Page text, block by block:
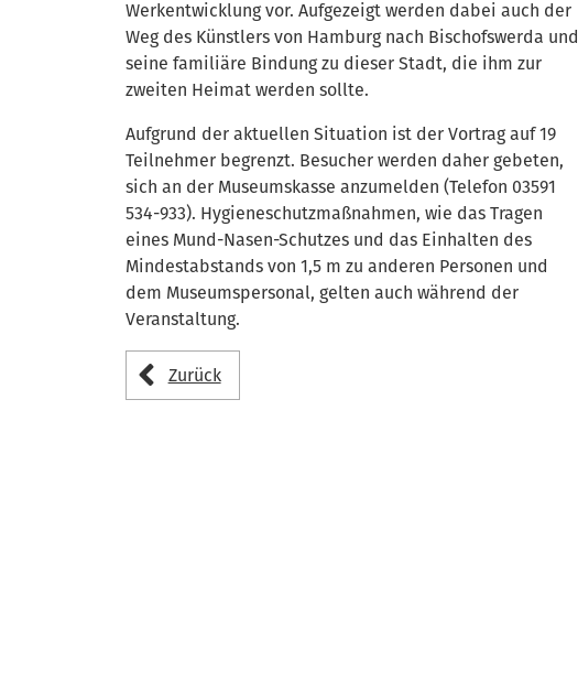
Werkentwicklung vor. Aufgezeigt werden dabei auch der
Weg des Künstlers von Hamburg nach Bischofswerda und
seine familiäre Bindung zu dieser Stadt, die ihm zur
zweiten Heimat werden sollte.
Aufgrund der aktuellen Situation ist der Vortrag auf 19
Teilnehmer begrenzt. Besucher werden daher gebeten,
sich an der Museumskasse anzumelden (Telefon 03591
534-933). Hygieneschutzmaßnahmen, wie das Tragen
eines Mund-Nasen-Schutzes und das Einhalten des
Mindestabstands von 1,5 m zu anderen Personen und
dem Museumspersonal, gelten auch während der
Veranstaltung.
Zurück